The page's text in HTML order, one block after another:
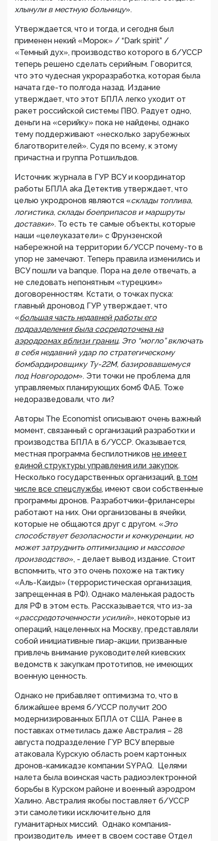
хлынули в местную больницу».
Утверждается, что и тогда, и сегодня был
применен некий «Морок» / “Dark spirit” /
«Темный дух», производство которого в б/УССР
теперь решено сделать серийным. Говорится,
что это чудесная укроразработка, которая была
начата где-то полгода назад. Издание
утверждает, что этот БПЛА легко уходит от
ракет российской системы ПВО. Радует одно,
деньги на «серийку» пока не найдены, однако
тему поддерживают «несколько зарубежных
благотворителей». Судя по всему, к этому
причастна и группа Ротшильдов.
Источник журнала в ГУР ВСУ и координатор
работы БПЛА aka Детектив утверждает, что
целью укродронов являются «склады топлива,
логистика, склады боеприпасов и маршруты
доставки». То есть те самые объекты, которые
наши «целеуказатели» с Фрунзенской
набережной на территории б/УССР почему-то в
упор не замечают. Теперь правила изменились и
ВСУ пошли va banque. Пора на деле отвечать, а
не следовать непонятным «турецким»
договоренностям. Кстати, о точках пуска:
главный дроновод ГУР утверждает, что
«большая часть недавней работы его
подразделения была сосредоточена на
аэродромах вблизи границ. Это “могло” включать
в себя недавний удар по стратегическому
бомбардировщику Ту-22М, базировавшемуся
под Новгородом». Эти точки не проблема для
управляемых планирующих бомб ФАБ. Тоже
недоразведовали, что ли?
Авторы The Economist описывают очень важный
момент, связанный с организаций разработки и
производства БПЛА в б/УССР. Оказывается,
местная программа беспилотников не имеет
единой структуры управления или закупок.
Несколько государственных организаций, в том
числе все спецслужбы, имеют свои собственные
программы дронов. Разработчики-фрилансеры
работают на них. Они организованы в ячейки,
которые не общаются друг с другом. «Это
способствует безопасности и конкуренции, но
может затруднить оптимизацию и массовое
производство», - делает вывод издание. Стоит
вспомнить, что это очень похоже на тактику
«Аль-Каиды» (террористическая организация,
запрещенная в РФ). Однако маленькая радость
для РФ в этом есть. Рассказывается, что из-за
«рассредоточенности усилий», некоторые из
операций, нацеленных на Москву, представляли
собой инициативные пиар-акции, призванные
привлечь внимание руководителей киевских
ведомств к закупкам прототипов, не имеющих
военную ценность.
Однако не прибавляет оптимизма то, что в
ближайшее время б/УССР получит 200
модернизированных БПЛА от США. Ранее в
поставках отметилась даже Австралия – 28
августа подразделение ГУР ВСУ впервые
атаковала Курскую область роем картонных
дронов-камикадзе компании SYPAQ. Целями
налета была воинская часть радиоэлектронной
борьбы в Курском районе и военный аэродром
Халино. Австралия якобы поставляет б/УССР
эти самолетики исключительно для
гуманитарных миссий. Однако компания-
производитель имеет в своем составе Отдел